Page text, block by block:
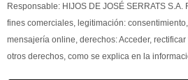
Responsable: HIJOS DE JOSÉ SERRATS
fines comerciales, legitimación:
mensajería online, derechos: Acceder,
otros derechos, como se explica en la